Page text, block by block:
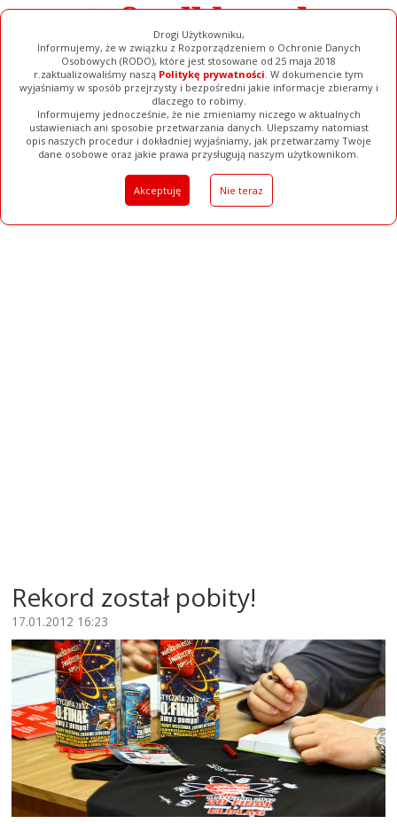
Drogi Użytkowniku,
Informujemy, że w związku z Rozporządzeniem o Ochronie Danych
Osobowych (RODO), które jest stosowane od 25 maja 2018
r.zaktualizowaliśmy naszą Politykę prywatności. W dokumencie tym
wyjaśniamy w sposób przejrzysty i bezpośredni jakie informacje zbieramy i
dlaczego to robimy.
Informujemy jednocześnie, że nie zmieniamy niczego w aktualnych
ustawieniach ani sposobie przetwarzania danych. Ulepszamy natomiast
opis naszych procedur i dokładniej wyjaśniamy, jak przetwarzamy Twoje
dane osobowe oraz jakie prawa przysługują naszym użytkownikom.
Akceptuję Nie teraz
Ogłoszenia Filmy Galerie Baza Firm Pełna Wersja
Rekord został pobity!
17.01.2012 16:23